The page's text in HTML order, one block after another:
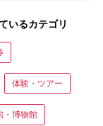
いるカテゴリ
体験・ツアー
・博物館